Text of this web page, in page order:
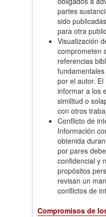
partes
sido
para otra
Visualización
comprometen
referencias
por el autor.
informar a los
similitud o
con otros
Conflicto de
Información
obtenida
por pares
confidencial y
propósitos
revisan un
conflictos de
Compromisos de